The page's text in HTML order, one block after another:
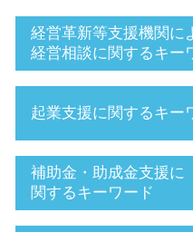
経営革新等支援機関に
経営相談に関するキー
キャッシュフロー と
認定支援機関 経営
保証制度 とは
中小企業庁 認定 支援
認定 支援 機関 更新
起業支援に関するキー
会社 資本金 とは
合同会社 資金調達
増資 手続き
補助金・助成金支援に
関するキーワード